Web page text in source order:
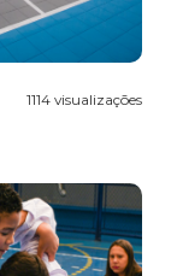
1114 visualizações